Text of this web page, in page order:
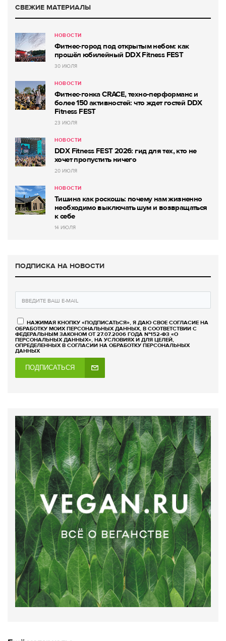
СВЕЖИЕ МАТЕРИАЛЫ
НОВОСТИ
Фитнес-город под открытым небом: как
прошёл юбилейный DDX Fitness FEST
30 ИЮЛЯ
НОВОСТИ
Фитнес-гонка CRACE, техно-перформанс и
более 150 активностей: что ждет гостей DDX
Fitness FEST
23 ИЮЛЯ
НОВОСТИ
DDX Fitness FEST 2026: гид для тех, кто не
хочет пропустить ничего
20 ИЮЛЯ
НОВОСТИ
Тишина как роскошь: почему нам жизненно
необходимо выключать шум и возвращаться
к себе
14 ИЮЛЯ
ПОДПИСКА НА НОВОСТИ
НАЖИМАЯ КНОПКУ «ПОДПИСАТЬСЯ», Я ДАЮ СВОЕ СОГЛАСИЕ НА
ОБРАБОТКУ МОИХ ПЕРСОНАЛЬНЫХ ДАННЫХ, В СООТВЕТСТВИИ С
ФЕДЕРАЛЬНЫМ ЗАКОНОМ ОТ 27.07.2006 ГОДА №152-ФЗ «О
ПЕРСОНАЛЬНЫХ ДАННЫХ», НА УСЛОВИЯХ И ДЛЯ ЦЕЛЕЙ,
ОПРЕДЕЛЕННЫХ В СОГЛАСИИ НА ОБРАБОТКУ ПЕРСОНАЛЬНЫХ
ДАННЫХ
ПОДПИСАТЬСЯ